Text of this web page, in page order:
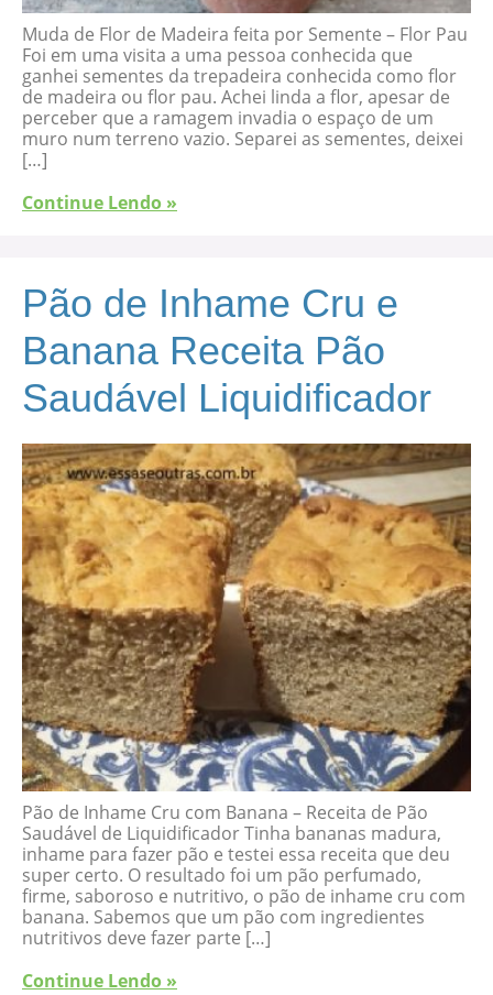
Muda de Flor de Madeira feita por Semente – Flor Pau
Foi em uma visita a uma pessoa conhecida que
ganhei sementes da trepadeira conhecida como flor
de madeira ou flor pau. Achei linda a flor, apesar de
perceber que a ramagem invadia o espaço de um
muro num terreno vazio. Separei as sementes, deixei
[…]
Continue Lendo »
Pão de Inhame Cru e
Banana Receita Pão
Saudável Liquidificador
Pão de Inhame Cru com Banana – Receita de Pão
Saudável de Liquidificador Tinha bananas madura,
inhame para fazer pão e testei essa receita que deu
super certo. O resultado foi um pão perfumado,
firme, saboroso e nutritivo, o pão de inhame cru com
banana. Sabemos que um pão com ingredientes
nutritivos deve fazer parte […]
Continue Lendo »